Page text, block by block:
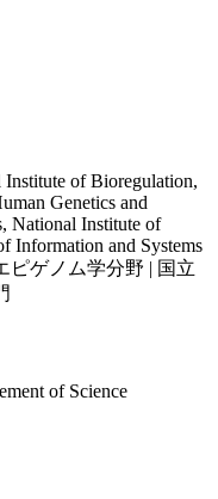
of Bioregulation,
Genetics and
National Institute of
Information and Systems
ピゲノム学分野 | 国立
of Science